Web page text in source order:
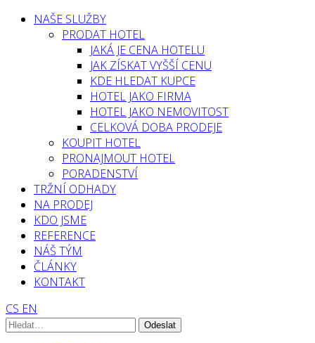
NAŠE SLUŽBY
PRODAT HOTEL
JAKÁ JE CENA HOTELU
JAK ZÍSKAT VYŠŠÍ CENU
KDE HLEDAT KUPCE
HOTEL JAKO FIRMA
HOTEL JAKO NEMOVITOST
CELKOVÁ DOBA PRODEJE
KOUPIT HOTEL
PRONAJMOUT HOTEL
PORADENSTVÍ
TRŽNÍ ODHADY
NA PRODEJ
KDO JSME
REFERENCE
NÁŠ TÝM
ČLÁNKY
KONTAKT
CS EN